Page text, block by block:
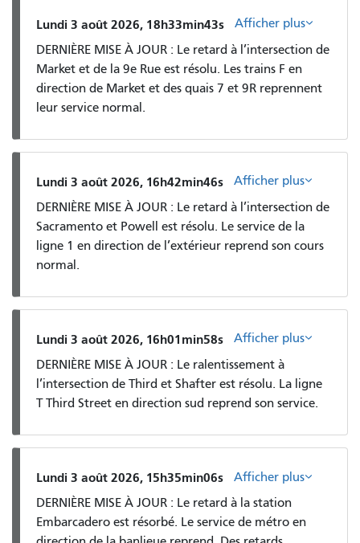
Lundi 3 août 2026, 18h33min43s
Afficher plus
DERNIÈRE MISE À JOUR : Le retard à l’intersection de
Market et de la 9e Rue est résolu. Les trains F en
direction de Market et des quais 7 et 9R reprennent
leur service normal.
Lundi 3 août 2026, 16h42min46s
Afficher plus
DERNIÈRE MISE À JOUR : Le retard à l’intersection de
Sacramento et Powell est résolu. Le service de la
ligne 1 en direction de l’extérieur reprend son cours
normal.
Lundi 3 août 2026, 16h01min58s
Afficher plus
DERNIÈRE MISE À JOUR : Le ralentissement à
l’intersection de Third et Shafter est résolu. La ligne
T Third Street en direction sud reprend son service.
Lundi 3 août 2026, 15h35min06s
Afficher plus
DERNIÈRE MISE À JOUR : Le retard à la station
Embarcadero est résorbé. Le service de métro en